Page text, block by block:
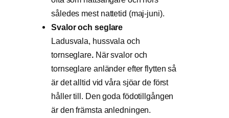
således mest nattetid (maj-juni).
Svalor och seglare
Ladusvala, hussvala och
tornseglare. När svalor och
tornseglare anländer efter flytten så
är det alltid vid våra sjöar de först
håller till. Den goda födotillgången
är den främsta anledningen.